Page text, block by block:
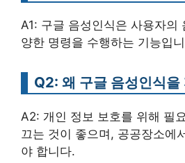
A1: 구글 음성인식은 사용자의
양한 명령을 수행하는 기능입
Q2: 왜 구글 음성인식을
A2: 개인 정보 보호를 위해 필
끄는 것이 좋으며, 공공장소에
야 합니다.